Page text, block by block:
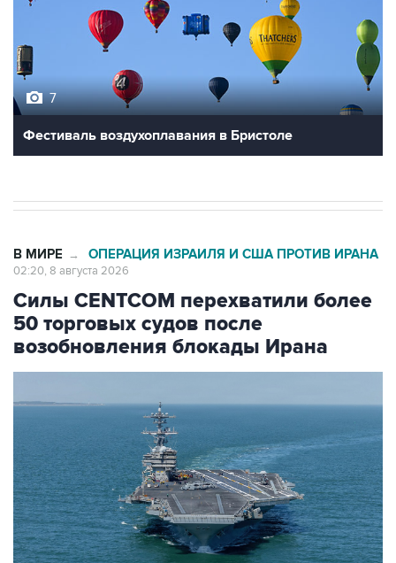
Фестиваль воздухоплавания в Бристоле
Силы CENTCOM перехватили более
50 торговых судов после
возобновления блокады Ирана
Фото: Zuma\ТАСС